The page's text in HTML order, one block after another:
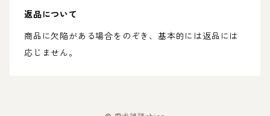
返品について
商品に欠陥がある場合をのぞき、基本的には返品には
応じません。